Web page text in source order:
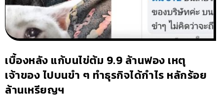
เบื้องหลัง แก้บนไข่ต้ม 9.9 ล้านฟอง เหตุ
เจ้าของ ไปบนขำ ๆ ทำธุรกิจได้กำไร หลักร้อย
ล้านเหรียญฯ